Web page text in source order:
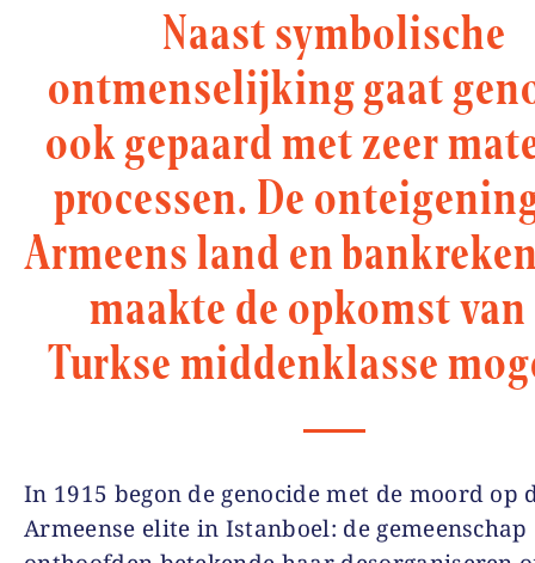
Naast symbolische
ontmenselijking gaat
ook gepaard met zeer
processen. De
Armeens land en
maakte de opkomst van
Turkse middenklasse
In 1915 begon de genocide met de moord op
Armeense elite in Istanboel: de gemeenschap